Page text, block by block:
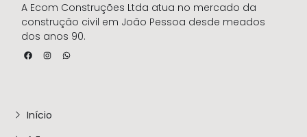
A Ecom Construções Ltda atua no mercado da
construção civil em João Pessoa desde meados
dos anos 90.
Início